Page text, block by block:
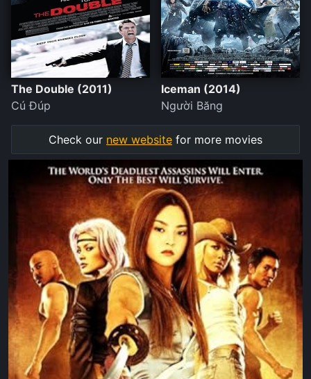
The Double (2011)
Cú Đúp
Iceman (2014)
Người Băng
Check our new website for more movies